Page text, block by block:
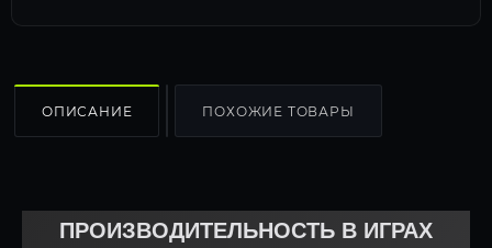
ОПИСАНИЕ ПОХОЖИЕ ТОВАРЫ
ПРОИЗВОДИТЕЛЬНОСТЬ В ИГРАХ